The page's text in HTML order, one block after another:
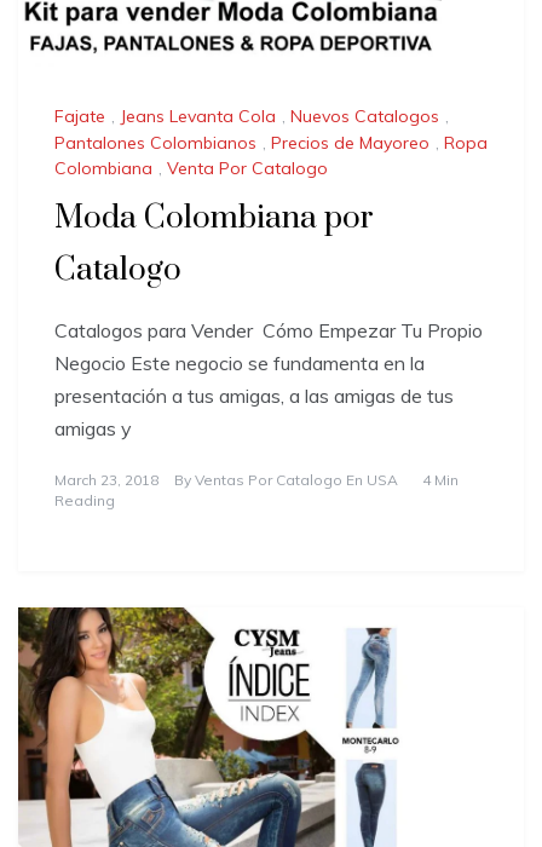
Fajate , Jeans Levanta Cola , Nuevos Catalogos ,
Pantalones Colombianos , Precios de Mayoreo , Ropa
Colombiana , Venta Por Catalogo
Moda Colombiana por
Catalogo
Catalogos para Vender Cómo Empezar Tu Propio
Negocio Este negocio se fundamenta en la
presentación a tus amigas, a las amigas de tus
amigas y
March 23, 2018 By Ventas Por Catalogo En USA
4 Min
Reading